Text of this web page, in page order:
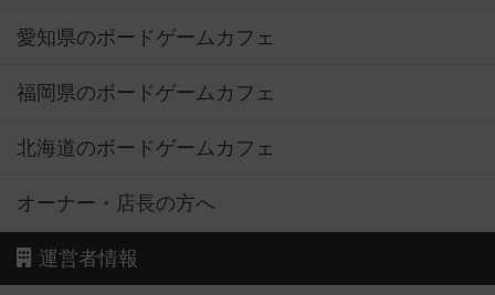
愛知県のボードゲームカフェ
福岡県のボードゲームカフェ
北海道のボードゲームカフェ
オーナー・店長の方へ
運営者情報